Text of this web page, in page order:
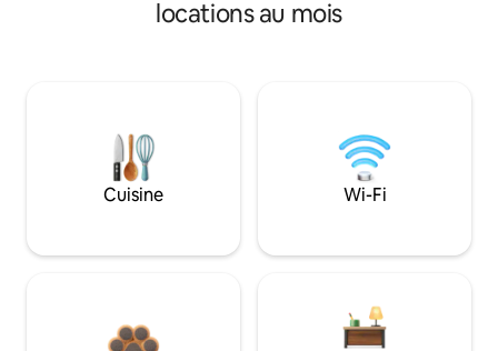
locations au mois
Cuisine Wi-Fi